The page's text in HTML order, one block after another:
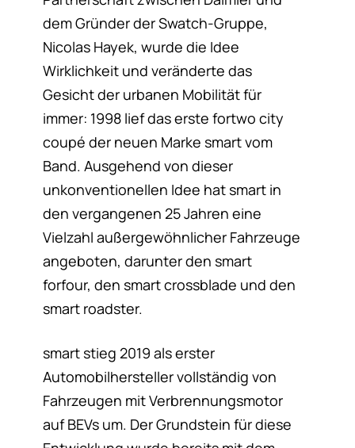
dem Gründer der Swatch-Gruppe,
Nicolas Hayek, wurde die Idee
Wirklichkeit und veränderte das
Gesicht der urbanen Mobilität für
immer: 1998 lief das erste fortwo city
coupé der neuen Marke smart vom
Band. Ausgehend von dieser
unkonventionellen Idee hat smart in
den vergangenen 25 Jahren eine
Vielzahl außergewöhnlicher Fahrzeuge
angeboten, darunter den smart
forfour, den smart crossblade und den
smart roadster.
smart stieg 2019 als erster
Automobilhersteller vollständig von
Fahrzeugen mit Verbrennungsmotor
auf BEVs um. Der Grundstein für diese